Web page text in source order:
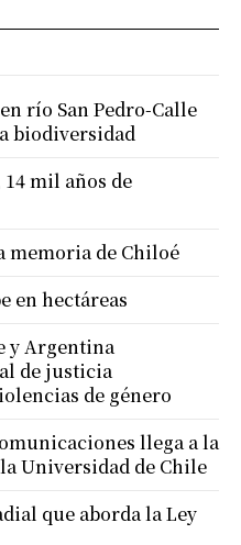
río San Pedro-Calle
biodiversidad
mil años de
memoria de Chiloé
en hectáreas
y Argentina
de justicia
de género
llega a la
Universidad de Chile
que aborda la Ley